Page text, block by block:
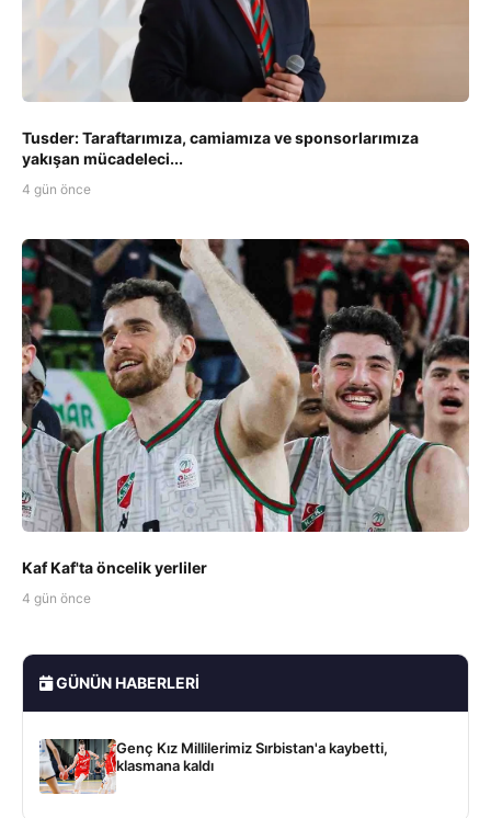
Tusder: Taraftarımıza, camiamıza ve sponsorlarımıza
yakışan mücadeleci...
4 gün önce
Kaf Kaf'ta öncelik yerliler
4 gün önce
GÜNÜN HABERLERI
Genç Kız Millilerimiz Sırbistan'a kaybetti,
klasmana kaldı